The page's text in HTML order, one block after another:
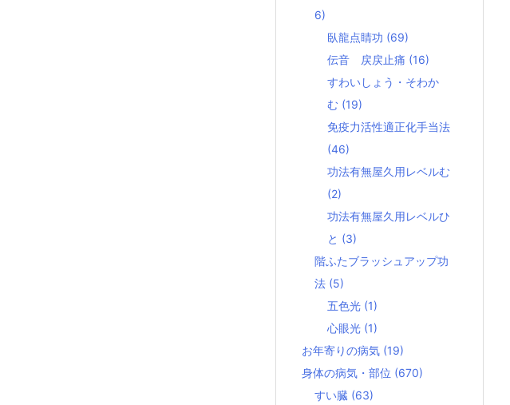
6)
臥龍点睛功 (69)
伝音 戻戻止痛 (16)
すわいしょう・そわか
む (19)
免疫力活性適正化手当法
(46)
功法有無屋久用レベルむ
(2)
功法有無屋久用レベルひ
と (3)
階ふたブラッシュアップ功
法 (5)
五色光 (1)
心眼光 (1)
お年寄りの病気 (19)
身体の病気・部位 (670)
すい臓 (63)